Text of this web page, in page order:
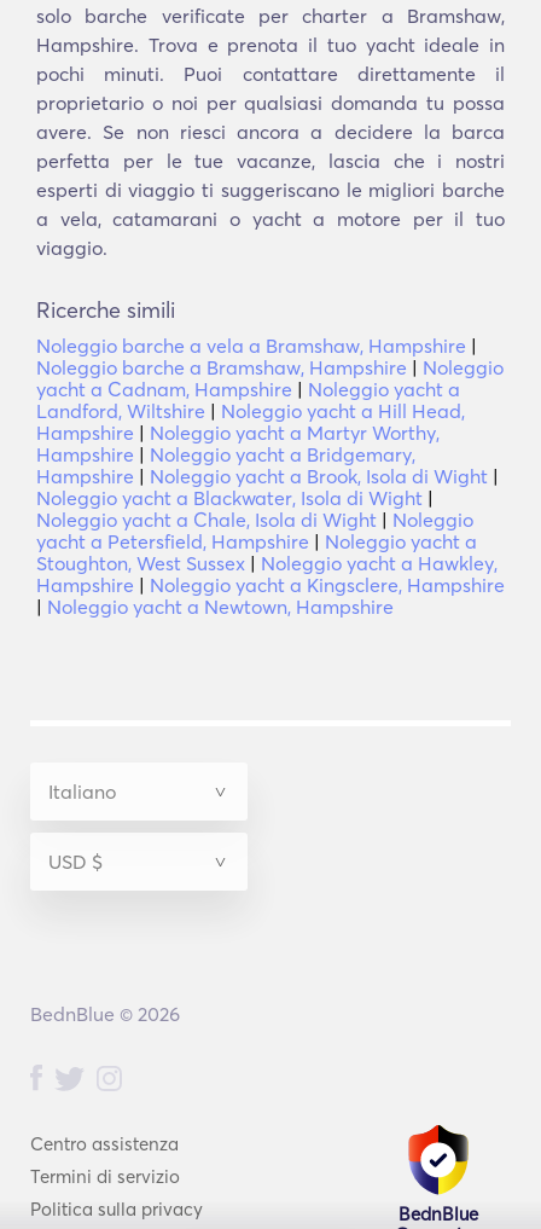
solo barche verificate per charter a Bramshaw,
Hampshire. Trova e prenota il tuo yacht ideale in
pochi minuti. Puoi contattare direttamente il
proprietario o noi per qualsiasi domanda tu possa
avere. Se non riesci ancora a decidere la barca
perfetta per le tue vacanze, lascia che i nostri
esperti di viaggio ti suggeriscano le migliori barche
a vela, catamarani o yacht a motore per il tuo
viaggio.
Ricerche simili
Noleggio barche a vela a Bramshaw, Hampshire |
Noleggio barche a Bramshaw, Hampshire | Noleggio
yacht a Cadnam, Hampshire | Noleggio yacht a
Landford, Wiltshire | Noleggio yacht a Hill Head,
Hampshire | Noleggio yacht a Martyr Worthy,
Hampshire | Noleggio yacht a Bridgemary,
Hampshire | Noleggio yacht a Brook, Isola di Wight |
Noleggio yacht a Blackwater, Isola di Wight |
Noleggio yacht a Chale, Isola di Wight | Noleggio
yacht a Petersfield, Hampshire | Noleggio yacht a
Stoughton, West Sussex | Noleggio yacht a Hawkley,
Hampshire | Noleggio yacht a Kingsclere, Hampshire
| Noleggio yacht a Newtown, Hampshire
Centro assistenza
Termini di servizio
Politica sulla privacy
BednBlue
BednBlue © 2026